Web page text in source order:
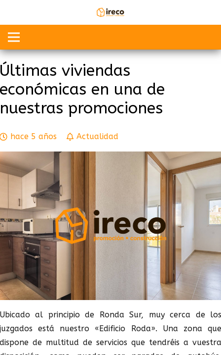
Últimas viviendas
económicas en una de
nuestras promociones
hace 5 años Actualidad
Ubicado al principio de Ronda Sur, muy cerca de los
juzgados está nuestro «Edificio Roda». Una zona que
dispone de multitud de servicios que tendréis a vuestra